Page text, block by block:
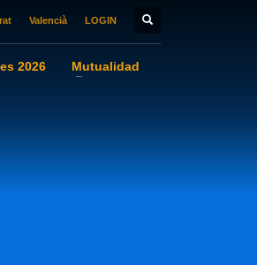
Valencià LOGIN
2026
Mutualidad